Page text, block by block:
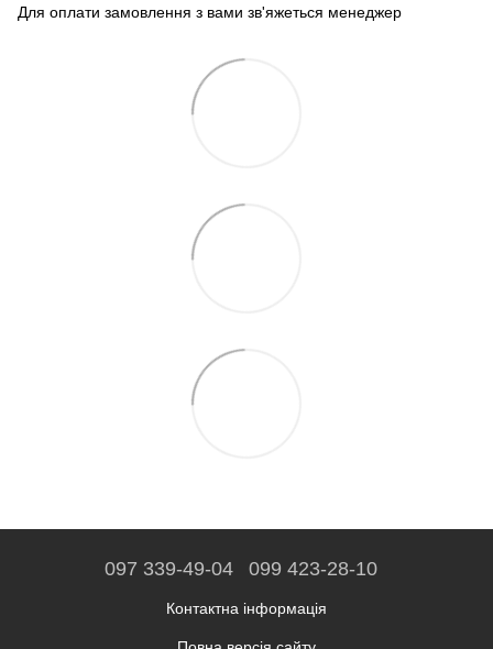
Для оплати замовлення з вами зв'яжеться менеджер
097 339-49-04 099 423-28-10
Контактна інформація